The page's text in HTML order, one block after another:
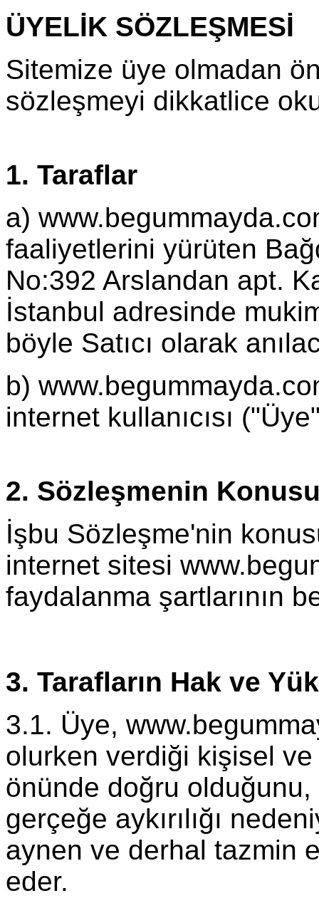
ÜYELİK SÖZLEŞMESİ
Sitemize üye olmadan
sözleşmeyi dikkatlice
1. Taraflar
a)
faaliyetlerini yürüten
No:392 Arslandan apt.
İstanbul adresinde
böyle Satıcı olarak
b)
internet kullanıcısı
2. Sözleşmenin
İşbu Sözleşme'nin
internet sitesi
faydalanma şartlarının
3. Tarafların Hak ve
3.1. Üye,
olurken verdiği kişisel
önünde doğru olduğunu,
gerçeğe aykırılığı
aynen ve derhal tazmin
eder.